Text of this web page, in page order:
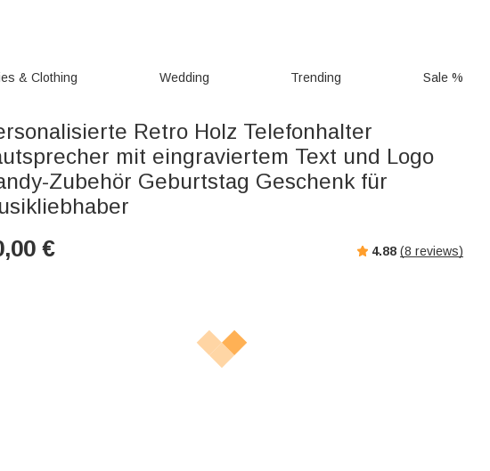
& Clothing Wedding Trending Sale %
Retro Holz Telefonhalter
mit eingraviertem Text und Logo
Zubehör Geburtstag Geschenk für
€ 4.88 (8 reviews)